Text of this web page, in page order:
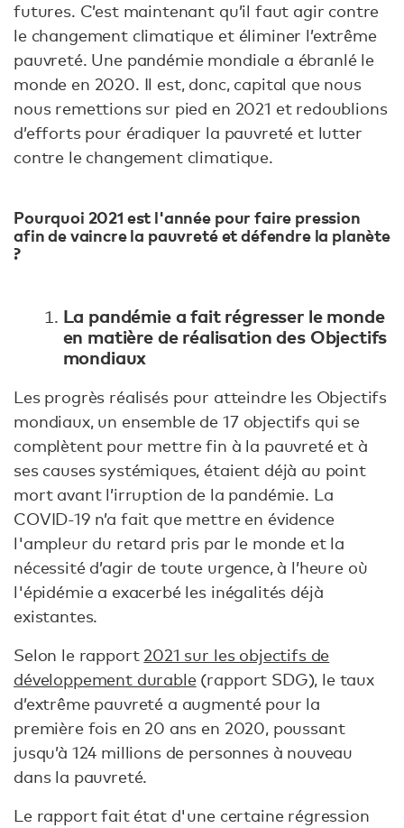
futures. C’est maintenant qu’il faut agir contre
le changement climatique et éliminer l’extrême
pauvreté. Une pandémie mondiale a ébranlé le
monde en 2020. Il est, donc, capital que nous
nous remettions sur pied en 2021 et redoublions
d’efforts pour éradiquer la pauvreté et lutter
contre le changement climatique.
Pourquoi 2021 est l'année pour faire pression
afin de vaincre la pauvreté et défendre la planète
?
La pandémie a fait régresser le monde
en matière de réalisation des Objectifs
mondiaux
Les progrès réalisés pour atteindre les Objectifs
mondiaux, un ensemble de 17 objectifs qui se
complètent pour mettre fin à la pauvreté et à
ses causes systémiques, étaient déjà au point
mort avant l’irruption de la pandémie. La
COVID-19 n’a fait que mettre en évidence
l'ampleur du retard pris par le monde et la
nécessité d’agir de toute urgence, à l’heure où
l'épidémie a exacerbé les inégalités déjà
existantes.
Selon le rapport 2021 sur les objectifs de
développement durable(rapport SDG), le taux
d’extrême pauvreté a augmenté pour la
première fois en 20 ans en 2020, poussant
jusqu’à 124 millions de personnes à nouveau
dans la pauvreté.
Le rapport fait état d'une certaine régression